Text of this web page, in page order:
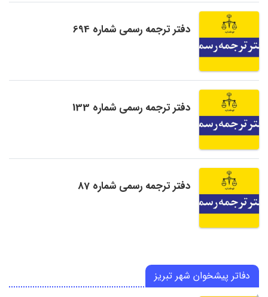
دفتر ترجمه رسمی شماره 694
دفتر ترجمه رسمی شماره 133
دفتر ترجمه رسمی شماره 87
دفاتر پیشخوان شهر تبریز